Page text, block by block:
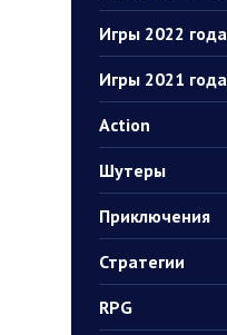
Игры 2022 года
Игры 2021 года
Action
Шутеры
Приключения
Стратегии
RPG